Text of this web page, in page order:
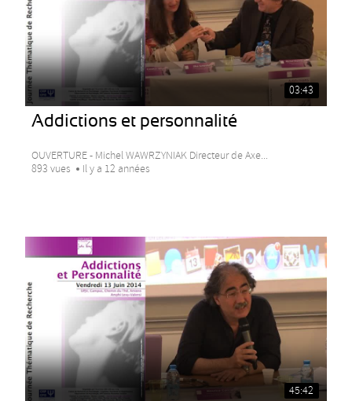
03:43
Addictions et personnalité
OUVERTURE - Michel WAWRZYNIAK Directeur de Axe...
893 vues
Il y a 12 années
45:42